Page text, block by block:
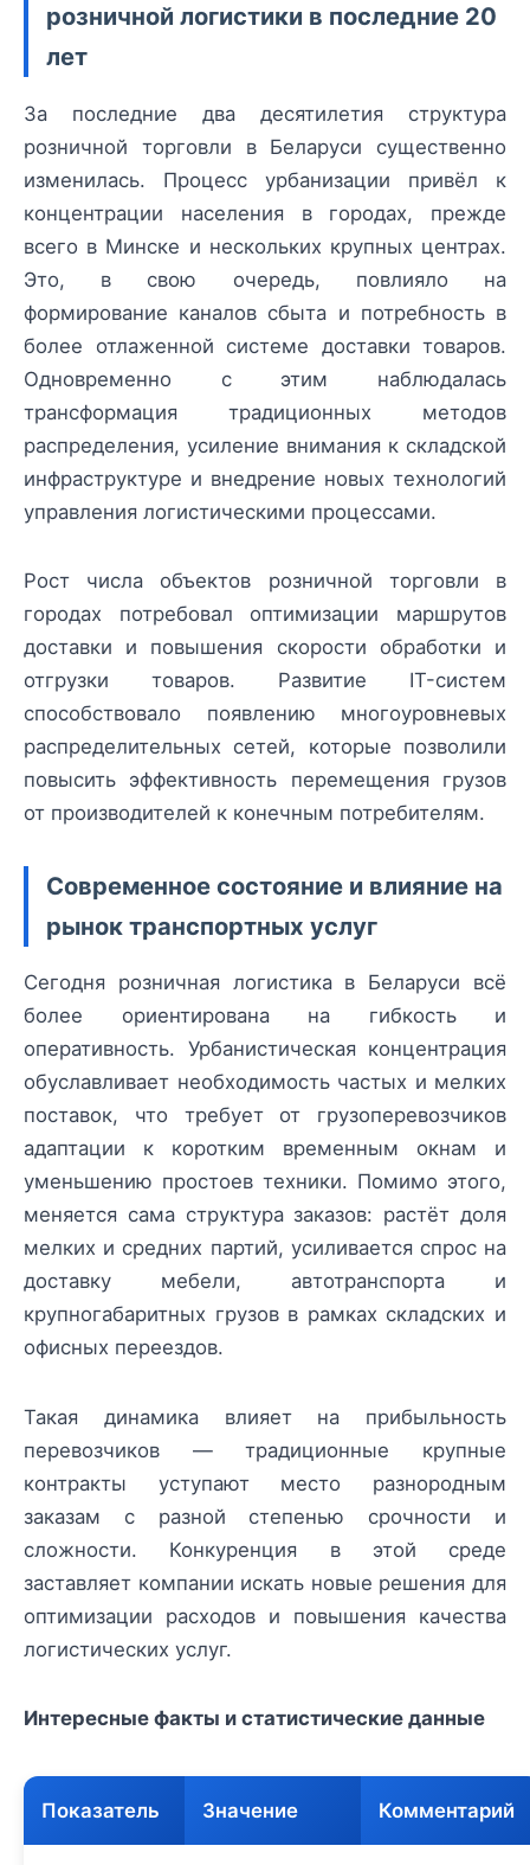
розничной логистики в последние 20
лет
За последние два десятилетия структура
розничной торговли в Беларуси существенно
изменилась. Процесс урбанизации привёл к
концентрации населения в городах, прежде
всего в Минске и нескольких крупных центрах.
Это, в свою очередь, повлияло на
формирование каналов сбыта и потребность в
более отлаженной системе доставки товаров.
Одновременно с этим наблюдалась
трансформация традиционных методов
распределения, усиление внимания к складской
инфраструктуре и внедрение новых технологий
управления логистическими процессами.
Рост числа объектов розничной торговли в
городах потребовал оптимизации маршрутов
доставки и повышения скорости обработки и
отгрузки товаров. Развитие IT-систем
способствовало появлению многоуровневых
распределительных сетей, которые позволили
повысить эффективность перемещения грузов
от производителей к конечным потребителям.
Современное состояние и влияние на
рынок транспортных услуг
Сегодня розничная логистика в Беларуси всё
более ориентирована на гибкость и
оперативность. Урбанистическая концентрация
обуславливает необходимость частых и мелких
поставок, что требует от грузоперевозчиков
адаптации к коротким временным окнам и
уменьшению простоев техники. Помимо этого,
меняется сама структура заказов: растёт доля
мелких и средних партий, усиливается спрос на
доставку мебели, автотранспорта и
крупногабаритных грузов в рамках складских и
офисных переездов.
Такая динамика влияет на прибыльность
перевозчиков — традиционные крупные
контракты уступают место разнородным
заказам с разной степенью срочности и
сложности. Конкуренция в этой среде
заставляет компании искать новые решения для
оптимизации расходов и повышения качества
логистических услуг.
Интересные факты и статистические данные
Показатель Значение Комментарий